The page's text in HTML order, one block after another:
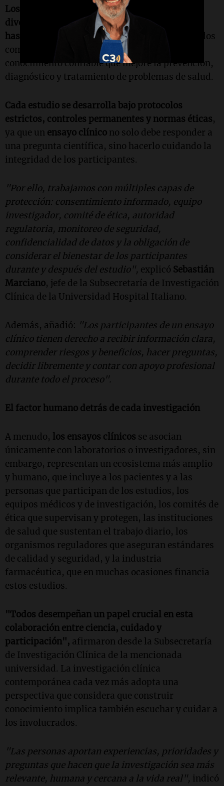
Los objetivos de estos ensayos pueden ser
diversos, desde probar una nueva intervención
hasta comparar estrategias existentes
, pero todos
comparten un objetivo común: generar
conocimiento confiable que mejore la prevención,
diagnóstico y tratamiento de problemas de salud.
Cada estudio se desarrolla bajo protocolos
estrictos, controles permanentes y normas éticas,
ya que un ensayo clínico no solo debe responder a
una pregunta científica, sino hacerlo cuidando la
integridad de los participantes.
"Por ello, trabajamos con múltiples capas de
protección: consentimiento informado, equipo
investigador, comité de ética, autoridad
regulatoria, monitoreo de seguridad,
confidencialidad de datos y la obligación de
considerar el bienestar de los participantes
durante y después del estudio", explicó Sebastián
Marciano, jefe de la Subsecretaría de Investigación
Clínica de la Universidad Hospital Italiano.
Además, añadió: "Los participantes de un ensayo
clínico tienen derecho a recibir información clara,
comprender riesgos y beneficios, hacer preguntas,
decidir libremente y contar con apoyo profesional
durante todo el proceso".
El factor humano detrás de cada investigación
A menudo, los ensayos clínicos se asocian
únicamente con laboratorios o investigadores, sin
embargo, representan un ecosistema más amplio
y humano, que incluye a los pacientes y a las
personas que participan de los estudios, los
equipos médicos y de investigación, los comités de
ética que supervisan y protegen, las instituciones
de salud que sustentan el trabajo diario, los
organismos reguladores que aseguran estándares
de calidad y seguridad, y la industria
farmacéutica, que en muchas ocasiones financia
estos estudios.
"Todos desempeñan un papel crucial en esta
colaboración entre ciencia, cuidado y
participación", afirmaron desde la Subsecretaría
de Investigación Clínica de la mencionada
universidad. La investigación clínica
contemporánea cada vez más adopta una
perspectiva que considera que construir
conocimiento implica también escuchar y cuidar a
los involucrados.
"Las personas aportan experiencias, prioridades y
preguntas que hacen que la investigación sea más
relevante, humana y cercana a la vida real", indicó